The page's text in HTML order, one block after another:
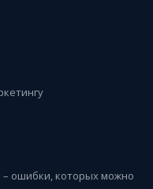
– ошибки, которых можно